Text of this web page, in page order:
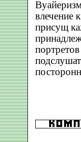
влечение
присущ